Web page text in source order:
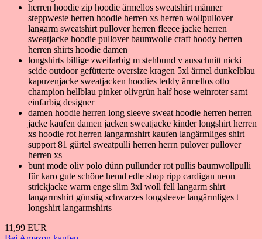
herren hoodie zip hoodie ärmellos sweatshirt männer
steppweste herren hoodie herren xs herren wollpullover
langarm sweatshirt pullover herren fleece jacke herren
sweatjacke hoodie pullover baumwolle craft hoody herren
herren shirts hoodie damen
longshirts billige zweifarbig m stehbund v ausschnitt nicki
seide outdoor gefütterte oversize kragen 5xl ärmel dunkelblau
kapuzenjacke sweatjacken hoodies teddy ärmellos otto
champion hellblau pinker olivgrün half hose weinroter samt
einfarbig designer
damen hoodie herren long sleeve sweat hoodie herren herren
jacke kaufen damen jacken sweatjacke kinder longshirt herren
xs hoodie rot herren langarmshirt kaufen langärmliges shirt
support 81 gürtel sweatpulli herren herrn pulover pullover
herren xs
bunt mode oliv polo dünn pullunder rot pullis baumwollpulli
für karo gute schöne hemd edle shop ripp cardigan neon
strickjacke warm enge slim 3xl woll fell langarm shirt
langarmshirt günstig schwarzes longsleeve langärmliges t
longshirt langarmshirts
11,99 EUR